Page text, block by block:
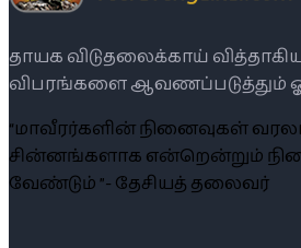
தாயக விடுதலைக்காய்
விபரங்களை ஆவணப்படுத்தும்
“மாவீரர்களின் நினைவுகள்
சின்னங்களாக என்றென்றும்
வேண்டும் ”- தேசியத் தலைவர்